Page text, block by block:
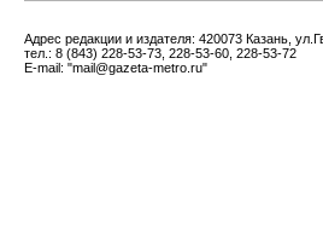
Адрес редакции и издателя: 420073 Казань,
тел.: 8 (843) 228-53-73, 228-53-60, 228-53-72
E-mail: "mail@gazeta-metro.ru"